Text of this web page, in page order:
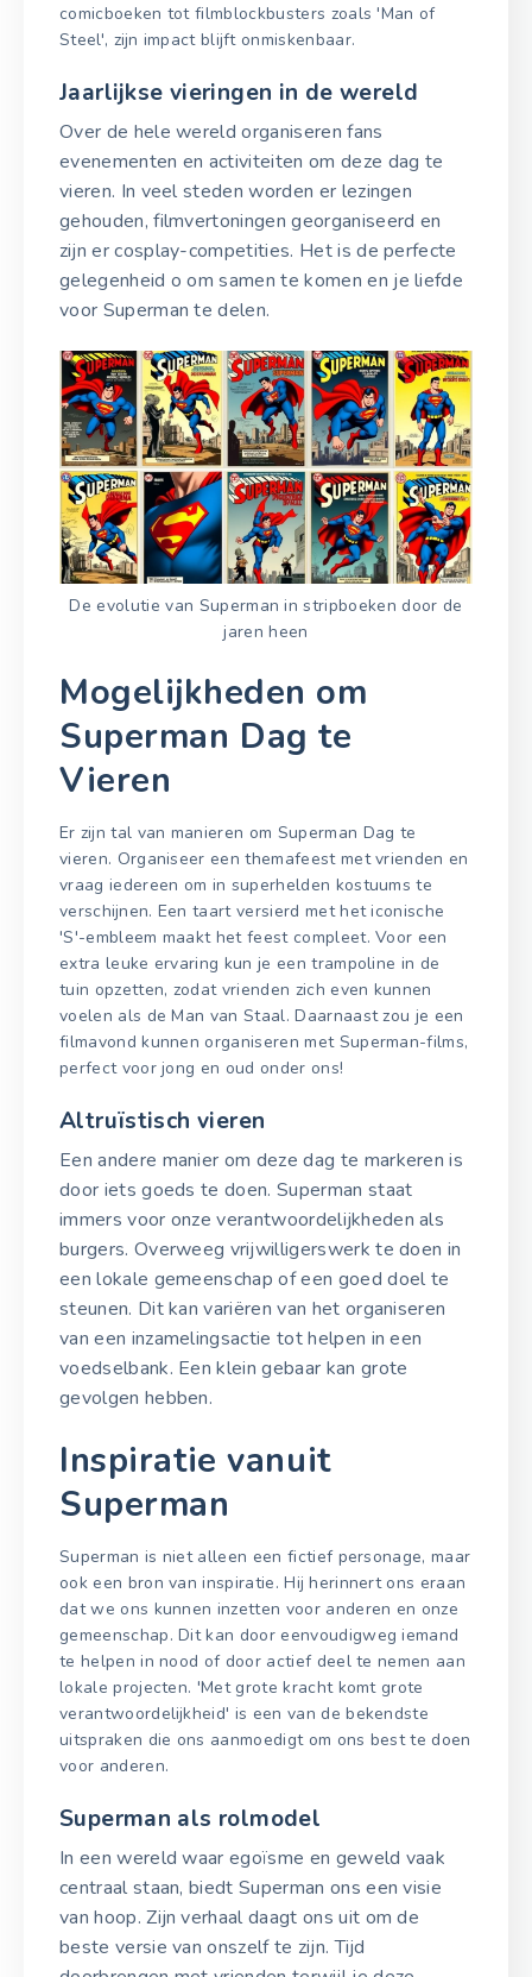
comicboeken tot filmblockbusters zoals 'Man of
Steel', zijn impact blijft onmiskenbaar.
Jaarlijkse vieringen in de wereld
Over de hele wereld organiseren fans
evenementen en activiteiten om deze dag te
vieren. In veel steden worden er lezingen
gehouden, filmvertoningen georganiseerd en
zijn er cosplay-competities. Het is de perfecte
gelegenheid o om samen te komen en je liefde
voor Superman te delen.
De evolutie van Superman in stripboeken door de
jaren heen
Mogelijkheden om
Superman Dag te
Vieren
Er zijn tal van manieren om Superman Dag te
vieren. Organiseer een themafeest met vrienden en
vraag iedereen om in superhelden kostuums te
verschijnen. Een taart versierd met het iconische
'S'-embleem maakt het feest compleet. Voor een
extra leuke ervaring kun je een trampoline in de
tuin opzetten, zodat vrienden zich even kunnen
voelen als de Man van Staal. Daarnaast zou je een
filmavond kunnen organiseren met Superman-films,
perfect voor jong en oud onder ons!
Altruïstisch vieren
Een andere manier om deze dag te markeren is
door iets goeds te doen. Superman staat
immers voor onze verantwoordelijkheden als
burgers. Overweeg vrijwilligerswerk te doen in
een lokale gemeenschap of een goed doel te
steunen. Dit kan variëren van het organiseren
van een inzamelingsactie tot helpen in een
voedselbank. Een klein gebaar kan grote
gevolgen hebben.
Inspiratie vanuit
Superman
Superman is niet alleen een fictief personage, maar
ook een bron van inspiratie. Hij herinnert ons eraan
dat we ons kunnen inzetten voor anderen en onze
gemeenschap. Dit kan door eenvoudigweg iemand
te helpen in nood of door actief deel te nemen aan
lokale projecten. 'Met grote kracht komt grote
verantwoordelijkheid' is een van de bekendste
uitspraken die ons aanmoedigt om ons best te doen
voor anderen.
Superman als rolmodel
In een wereld waar egoïsme en geweld vaak
centraal staan, biedt Superman ons een visie
van hoop. Zijn verhaal daagt ons uit om de
beste versie van onszelf te zijn. Tijd